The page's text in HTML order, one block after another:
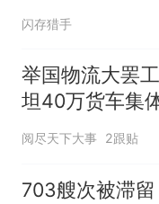
身”？
闪存猎手
举国物流大罢
坦40万货车集
业、出口全线告
阅尽天下大事 2跟贴
703艘次被滞